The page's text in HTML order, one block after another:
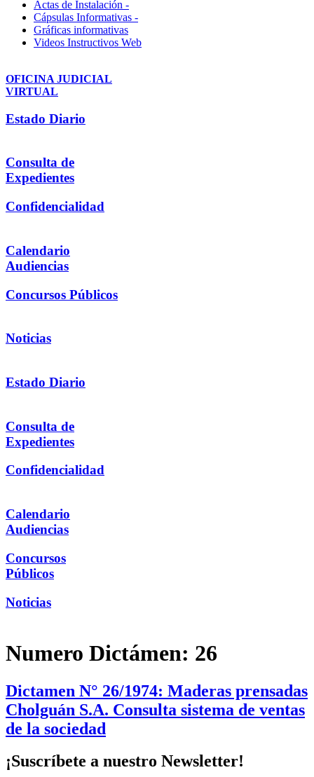
Actas de Instalación -
Cápsulas Informativas -
Gráficas informativas
Videos Instructivos Web
OFICINA JUDICIAL
VIRTUAL
Estado Diario
Consulta de
Expedientes
Confidencialidad
Calendario
Audiencias
Concursos Públicos
Noticias
Estado Diario
Consulta de
Expedientes
Confidencialidad
Calendario
Audiencias
Concursos
Públicos
Noticias
Numero Dictámen: 26
Dictamen N° 26/1974: Maderas prensadas
Cholguán S.A. Consulta sistema de ventas
de la sociedad
¡Suscríbete a nuestro Newsletter!